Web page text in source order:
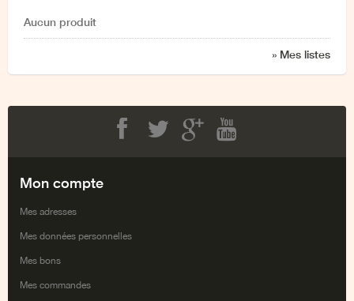
Aucun produit
» Mes listes
Mon compte
Mes adresses
Mes données personnelles
Mes bons
Mes commandes